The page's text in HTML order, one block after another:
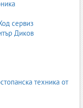
сервиз
Диков
техника от